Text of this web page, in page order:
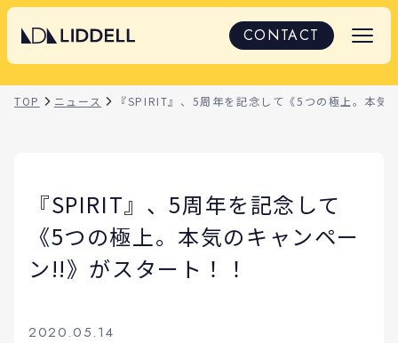
CONTACT
TOP ニュース 『SPIRIT』、5周年を記念して《5つの極上。本気
『SPIRIT』、5周年を記念して
《5つの極上。本気のキャンペー
ン!!》がスタート！！
2020.05.14